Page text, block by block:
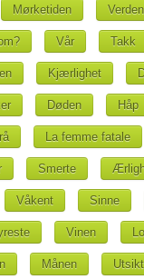
Mørketiden
Vår Takk
Kjærlighet
Døden Håp
La femme fatale
Smerte
Våkent Sinne
Vinen
Månen